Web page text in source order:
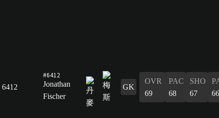
6412
#6412
Jonathan
Fischer
GK
OVR
69
PAC
68
SHO
67
66